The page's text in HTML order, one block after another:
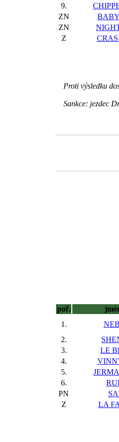
9.
ZN
ZN
Z
Proti výsledku
Sankce: jezdec
poř.
1.
2.
3.
LE
4.
5.
6.
PN
Z
LA